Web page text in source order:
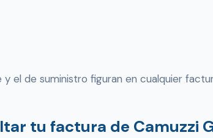
y el de suministro figuran en cualquier
tu factura de Camuzzi